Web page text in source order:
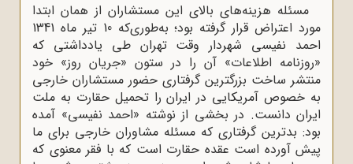
مسئله هزینه‌های بالای این مستشاران از همان ابتدا
مورد اعتراض قرار گرفته بود؛ به‌طوری‌که 10 تیر ماه 1341
احمد نفیسی شهردار وقت تهران طی یادداشتی که
«روزنامه اطلاعات» آن را در ستون «جریان روز‌» خود
منتشر ساخت بزرگترین گرفتاری حضور مستشاران خارجی
به خصوص آمریکایی در ایران را تحمیل حقارت به ملت
ایران دانست. در بخشی از نوشته «احمد نفیسی» آمده
بود: بدترین گرفتاری که مسئله مشاوران خارجی برای ما
پیش آورده است عقده حقارت است که با فقر معنوی که